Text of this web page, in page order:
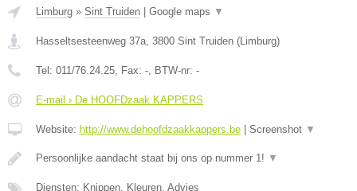
Limburg » Sint Truiden Google maps ▼
Hasseltsesteenweg 37a, 3800 Sint Truiden (Limburg)
Tel: 011/76.24.25, Fax: -, BTW-nr: -
E-mail › De HOOFDzaak KAPPERS
Website: http://www.dehoofdzaakkappers.be Screenshot ▼
Persoonlijke aandacht staat bij ons op nummer 1! ▼
Diensten: Knippen, Kleuren, Advies